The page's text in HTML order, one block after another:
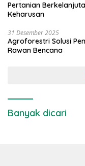
Pertanian
Keharusan
31 Desember 2025
Agroforestri Solusi
Rawan Bencana
Banyak dicari